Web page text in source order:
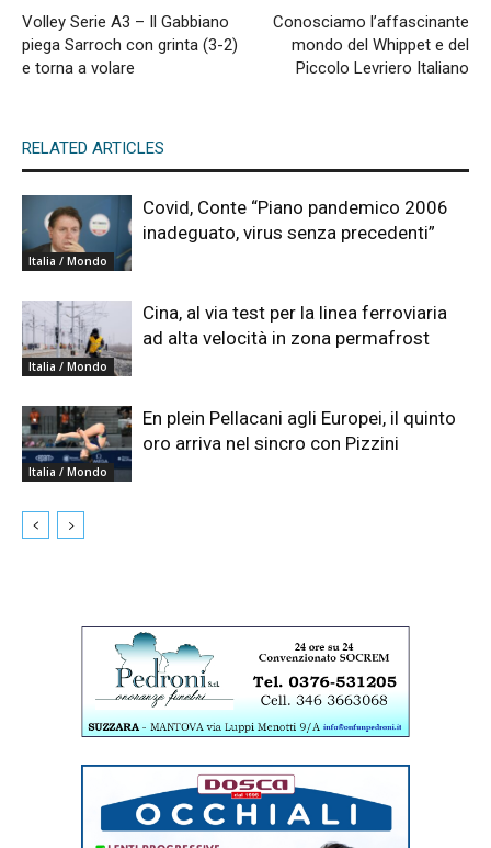
Volley Serie A3 – Il Gabbiano
piega Sarroch con grinta (3-2)
e torna a volare
Conosciamo l’affascinante
mondo del Whippet e del
Piccolo Levriero Italiano
RELATED ARTICLES
Italia / Mondo
Covid, Conte “Piano pandemico 2006
inadeguato, virus senza precedenti”
Italia / Mondo
Cina, al via test per la linea ferroviaria
ad alta velocità in zona permafrost
Italia / Mondo
En plein Pellacani agli Europei, il quinto
oro arriva nel sincro con Pizzini